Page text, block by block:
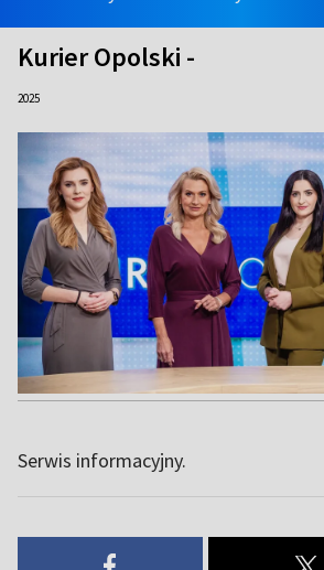
Kurier Opolski -
2025
Serwis informacyjny.